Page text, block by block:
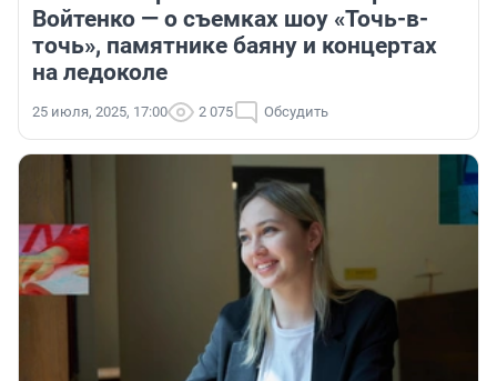
Войтенко — о съемках шоу «Точь-в-
точь», памятнике баяну и концертах
на ледоколе
25 июля, 2025, 17:00 2 075 Обсудить